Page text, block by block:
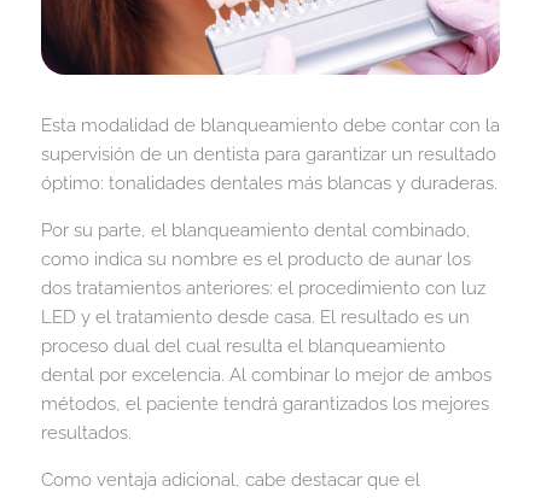
Esta modalidad de blanqueamiento debe contar con la
supervisión de un dentista para garantizar un resultado
óptimo: tonalidades dentales más blancas y duraderas.
Por su parte, el blanqueamiento dental combinado,
como indica su nombre es el producto de aunar los
dos tratamientos anteriores: el procedimiento con luz
LED y el tratamiento desde casa. El resultado es un
proceso dual del cual resulta el blanqueamiento
dental por excelencia. Al combinar lo mejor de ambos
métodos, el paciente tendrá garantizados los mejores
resultados.
Como ventaja adicional, cabe destacar que el